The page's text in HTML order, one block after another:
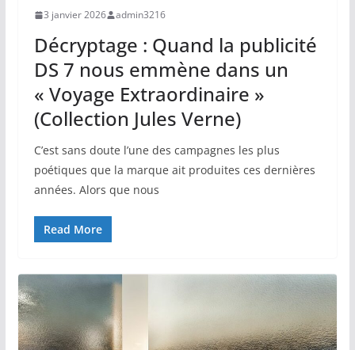
3 janvier 2026 admin3216
Décryptage : Quand la publicité
DS 7 nous emmène dans un
« Voyage Extraordinaire »
(Collection Jules Verne)
C’est sans doute l’une des campagnes les plus
poétiques que la marque ait produites ces dernières
années. Alors que nous
Read More